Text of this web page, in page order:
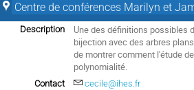
Centre de conférences Marilyn et
Description
Une des définitions possibles
bijection avec des arbres
de montrer comment l'étude
polynomialité.
Contact cecile@ihes.fr